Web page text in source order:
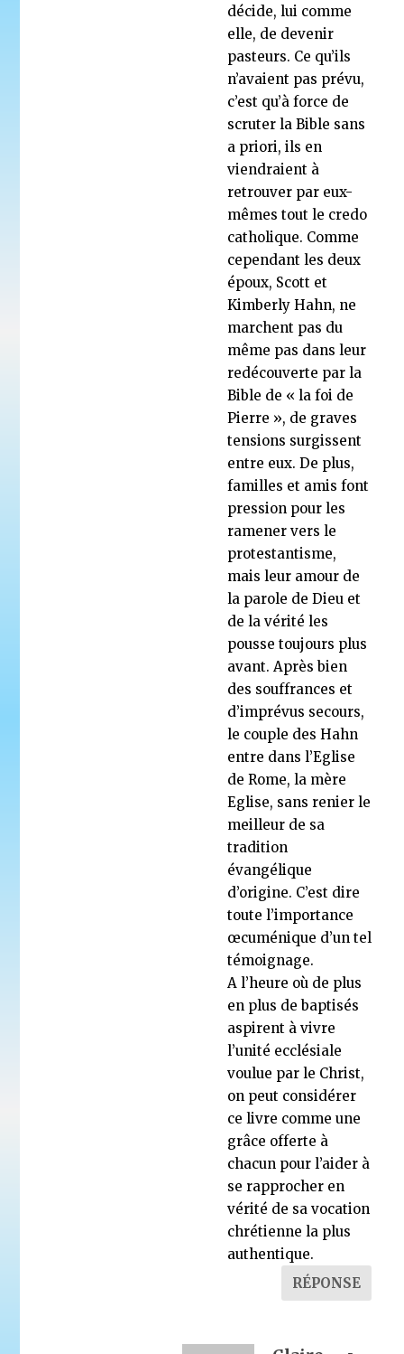
décide, lui comme
elle, de devenir
pasteurs. Ce qu’ils
n’avaient pas prévu,
c’est qu’à force de
scruter la Bible sans
a priori, ils en
viendraient à
retrouver par eux-
mêmes tout le credo
catholique. Comme
cependant les deux
époux, Scott et
Kimberly Hahn, ne
marchent pas du
même pas dans leur
redécouverte par la
Bible de « la foi de
Pierre », de graves
tensions surgissent
entre eux. De plus,
familles et amis font
pression pour les
ramener vers le
protestantisme,
mais leur amour de
la parole de Dieu et
de la vérité les
pousse toujours plus
avant. Après bien
des souffrances et
d’imprévus secours,
le couple des Hahn
entre dans l’Eglise
de Rome, la mère
Eglise, sans renier le
meilleur de sa
tradition
évangélique
d’origine. C’est dire
toute l’importance
œcuménique d’un tel
témoignage.
A l’heure où de plus
en plus de baptisés
aspirent à vivre
l’unité ecclésiale
voulue par le Christ,
on peut considérer
ce livre comme une
grâce offerte à
chacun pour l’aider à
se rapprocher en
vérité de sa vocation
chrétienne la plus
authentique.
RÉPONSE